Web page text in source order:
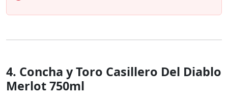
4. Concha y Toro Casillero Del Diablo
Merlot 750ml